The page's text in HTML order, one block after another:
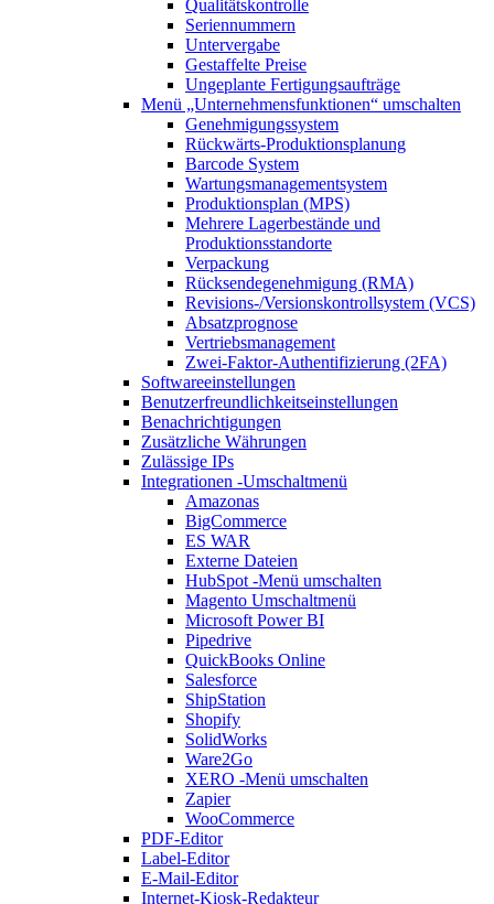
Qualitätskontrolle
Seriennummern
Untervergabe
Gestaffelte Preise
Ungeplante Fertigungsaufträge
Menü „Unternehmensfunktionen“ umschalten
Genehmigungssystem
Rückwärts-Produktionsplanung
Barcode System
Wartungsmanagementsystem
Produktionsplan (MPS)
Mehrere Lagerbestände und
Produktionsstandorte
Verpackung
Rücksendegenehmigung (RMA)
Revisions-/Versionskontrollsystem (VCS)
Absatzprognose
Vertriebsmanagement
Zwei-Faktor-Authentifizierung (2FA)
Softwareeinstellungen
Benutzerfreundlichkeitseinstellungen
Benachrichtigungen
Zusätzliche Währungen
Zulässige IPs
Integrationen -Umschaltmenü
Amazonas
BigCommerce
ES WAR
Externe Dateien
HubSpot -Menü umschalten
Magento Umschaltmenü
Microsoft Power BI
Pipedrive
QuickBooks Online
Salesforce
ShipStation
Shopify
SolidWorks
Ware2Go
XERO -Menü umschalten
Zapier
WooCommerce
PDF-Editor
Label-Editor
E-Mail-Editor
Internet-Kiosk-Redakteur